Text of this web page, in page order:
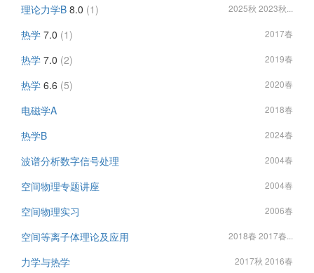
理论力学B 8.0 (1) 2025秋 2023秋...
热学 7.0 (1) 2017春
热学 7.0 (2) 2019春
热学 6.6 (5) 2020春
电磁学A 2018春
热学B 2024春
波谱分析数字信号处理 2004春
空间物理专题讲座 2004春
空间物理实习 2006春
空间等离子体理论及应用 2018春 2017春...
力学与热学 2017秋 2016春